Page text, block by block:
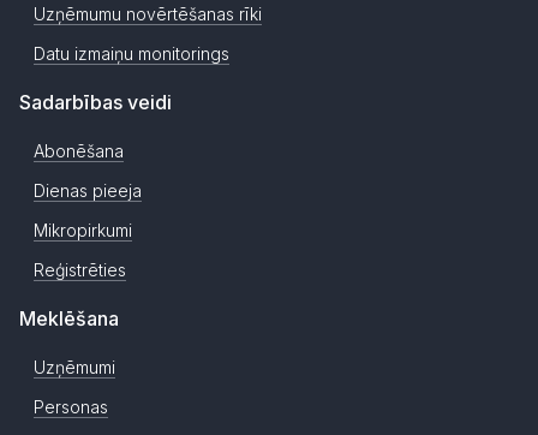
Uzņēmumu novērtēšanas rīki
Datu izmaiņu monitorings
Sadarbības veidi
Abonēšana
Dienas pieeja
Mikropirkumi
Reģistrēties
Meklēšana
Uzņēmumi
Personas